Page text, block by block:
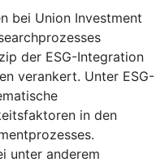
bei Union Investment
der ESG-Integration
verankert. Unter ESG-
in den
unter anderem